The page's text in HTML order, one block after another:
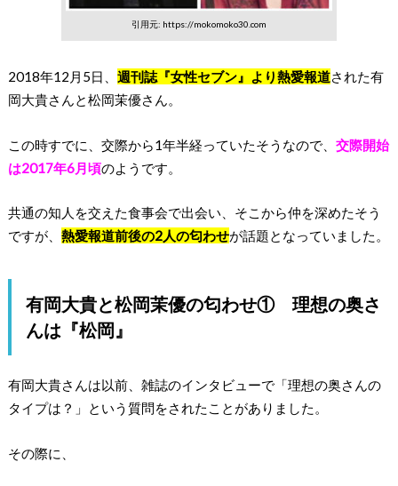
引用元: https://mokomoko30.com
2018年12月5日、 週刊誌『女性セブン』より熱愛報道された有
岡大貴さんと松岡茉優さん。
この時すでに、交際から1年半経っていたそうなので、 交際開始
は2017年6月頃のようです。
共通の知人を交えた食事会で出会い、そこから仲を深めたそう
ですが、 熱愛報道前後の2人の匂わせが話題となっていました。
有岡大貴と松岡茉優の匂わせ① 理想の奥さ
んは『松岡』
有岡大貴さんは以前、雑誌のインタビューで「理想の奥さんの
タイプは？」という質問をされたことがありました。
その際に、